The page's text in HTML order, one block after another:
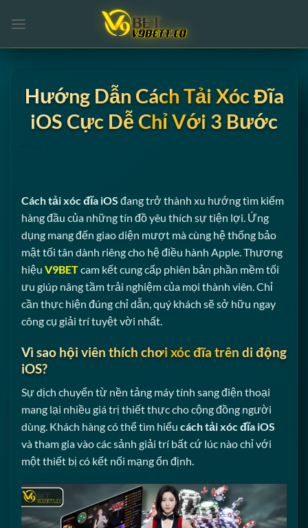
Hướng Dẫn Cách Tải Xóc Đĩa
iOS Cực Dễ Chỉ Với 3 Bước
Cách tải xóc đĩa iOS đang trở thành xu hướng tìm kiếm
hàng đầu của những tín đồ yêu thích sự tiện lợi. Ứng
dụng mang đến giao diện mượt mà cùng hệ thống bảo
mật tối tân dành riêng cho hệ điều hành Apple. Thương
hiệu V9BETcam kết cung cấp phiên bản phần mềm tối
ưu giúp nâng tầm trải nghiệm của mọi thành viên. Chỉ
cần thực hiện đúng chỉ dẫn, quý khách sẽ sở hữu ngay
công cụ giải trí tuyệt vời nhất.
Vì sao hội viên thích chơi xóc đĩa trên di động
iOS?
Sự dịch chuyển từ nền tảng máy tính sang điện thoại
mang lại nhiều giá trị thiết thực cho cộng đồng người
dùng. Khách hàng có thể tìm hiểu cách tải xóc đĩa iOS
và tham gia vào các sảnh giải trí bất cứ lúc nào chỉ với
một thiết bị có kết nối mạng ổn định.